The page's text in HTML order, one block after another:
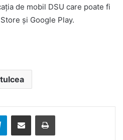
de mobil DSU care poate fi
și Google Play.
tulcea
Telegram